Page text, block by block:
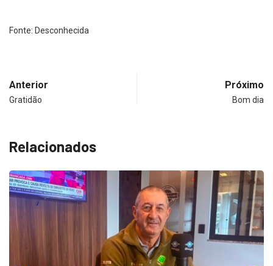
Fonte: Desconhecida
Anterior
Gratidão
Próximo
Bom dia
Relacionados